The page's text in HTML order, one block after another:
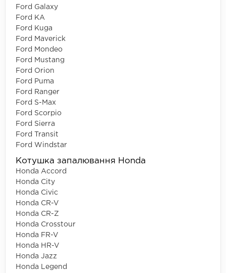
Ford Galaxy
Ford KA
Ford Kuga
Ford Maverick
Ford Mondeo
Ford Mustang
Ford Orion
Ford Puma
Ford Ranger
Ford S-Max
Ford Scorpio
Ford Sierra
Ford Transit
Ford Windstar
Котушка запалювання Honda
Honda Accord
Honda City
Honda Civic
Honda CR-V
Honda CR-Z
Honda Crosstour
Honda FR-V
Honda HR-V
Honda Jazz
Honda Legend